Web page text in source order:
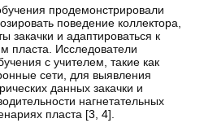
продемонстрировали
поведение коллектора,
закачки и адаптироваться к
пласта. Исследователи
с учителем, такие как
сети, для выявления
данных закачки и
нагнетательных
пласта [3 ,4].